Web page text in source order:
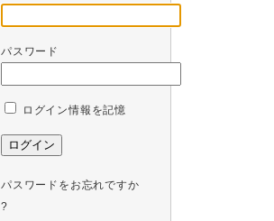
パスワード
ログイン情報を記憶
パスワードをお忘れですか
?